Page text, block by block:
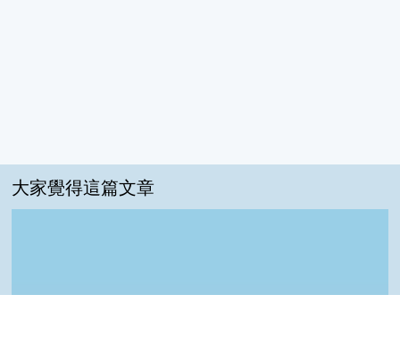
大家覺得這篇文章